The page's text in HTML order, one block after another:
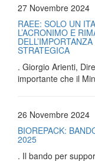
27 Novembre 2024
RAEE: SOLO UN
L’ACRONIMO E
STRATEGICA
. Giorgio Arienti,
importante che il
26 Novembre 2024
BIOREPACK:
2025
. Il bando per